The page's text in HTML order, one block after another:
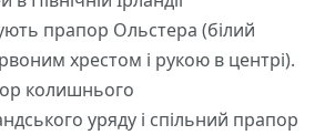
прапор Ольстера (білий
хрестом і рукою в центрі).
колишнього
уряду і спільний прапор